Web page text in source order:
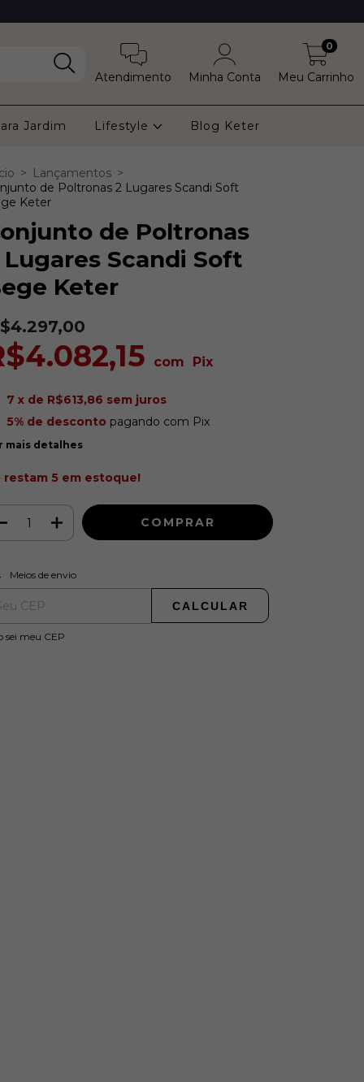
Atendimento Minha Conta Meu Carrinho
0
Jardim Lifestyle Blog Keter
> Lançamentos >
de Poltronas 2 Lugares Scandi Soft
Keter
de Poltronas
Lugares Scandi Soft
Keter
com Pix
7 x de R$613,86 sem juros
5% de desconto pagando com Pix
mais detalhes
restam 5 em estoque!
para o CEP:
Meios de envio
CALCULAR
sei meu CEP